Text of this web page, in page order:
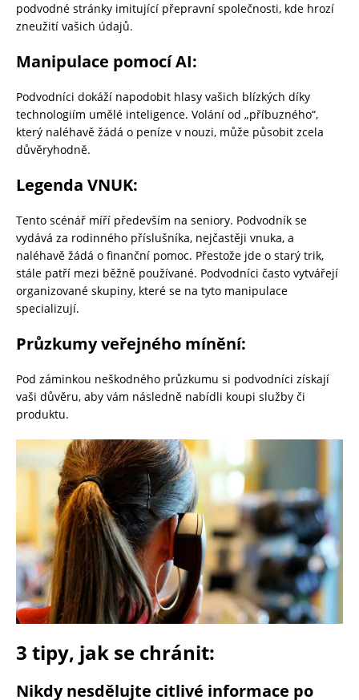
podvodné stránky imitující přepravní společnosti, kde hrozí
zneužití vašich údajů.
Manipulace pomocí AI:
Podvodníci dokáží napodobit hlasy vašich blízkých díky
technologiím umělé inteligence. Volání od „příbuzného“,
který naléhavě žádá o peníze v nouzi, může působit zcela
důvěryhodně.
Legenda VNUK:
Tento scénář míří především na seniory. Podvodník se
vydává za rodinného příslušníka, nejčastěji vnuka, a
naléhavě žádá o finanční pomoc. Přestože jde o starý trik,
stále patří mezi běžně používané. Podvodníci často vytvářejí
organizované skupiny, které se na tyto manipulace
specializují.
Průzkumy veřejného mínění:
Pod záminkou neškodného průzkumu si podvodníci získají
vaši důvěru, aby vám následně nabídli koupi služby či
produktu.
3 tipy, jak se chránit:
Nikdy nesdělujte citlivé informace po